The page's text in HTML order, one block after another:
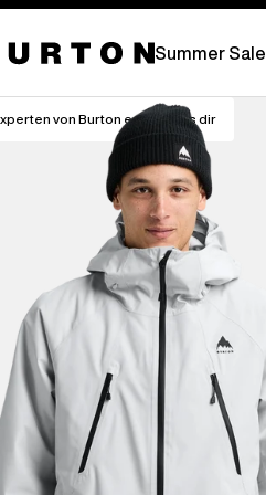
Summer Sale
von Burton erklären es dir